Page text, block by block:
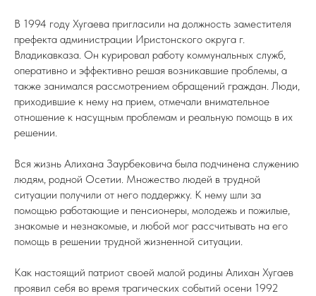
В 1994 году Хугаева пригласили на должность заместителя
префекта администрации Иристонского округа г.
Владикавказа. Он курировал работу коммунальных служб,
оперативно и эффективно решая возникавшие проблемы, а
также занимался рассмотрением обращений граждан. Люди,
приходившие к нему на прием, отмечали внимательное
отношение к насущным проблемам и реальную помощь в их
решении.
Вся жизнь Алихана Заурбековича была подчинена служению
людям, родной Осетии. Множество людей в трудной
ситуации получили от него поддержку. К нему шли за
помощью работающие и пенсионеры, молодежь и пожилые,
знакомые и незнакомые, и любой мог рассчитывать на его
помощь в решении трудной жизненной ситуации.
Как настоящий патриот своей малой родины Алихан Хугаев
проявил себя во время трагических событий осени 1992